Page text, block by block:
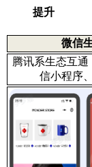
提升
微信
腾讯系生态互通
信小程序